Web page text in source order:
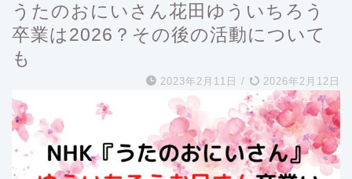
うたのおにいさん花田ゆういちろう
卒業は2026？その後の活動について
も
2023年2月11日 / 2026年2月12日